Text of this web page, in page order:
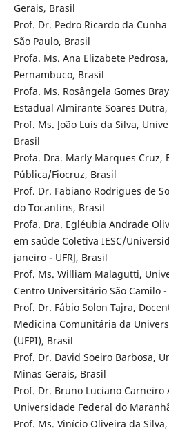
Gerais, Brasil
Prof. Dr. Pedro Ricardo da
São Paulo, Brasil
Profa. Ms. Ana Elizabete
Pernambuco, Brasil
Profa. Ms. Rosângela Gomes
Estadual Almirante Soares
Prof. Ms. João Luís da Silva,
Brasil
Profa. Dra. Marly Marques Cruz,
Pública/Fiocruz, Brasil
Prof. Dr. Fabiano Rodrigues de
do Tocantins, Brasil
Profa. Dra. Egléubia Andrade
em saúde Coletiva IESC/
janeiro - UFRJ, Brasil
Prof. Ms. William Malagutti,
Centro Universitário São Camilo -
Prof. Dr. Fábio Solon Tajra,
Medicina Comunitária da
(UFPI), Brasil
Prof. Dr. David Soeiro Barbosa,
Minas Gerais, Brasil
Prof. Dr. Bruno Luciano Carneiro
Universidade Federal do
Prof. Ms. Vinício Oliveira da